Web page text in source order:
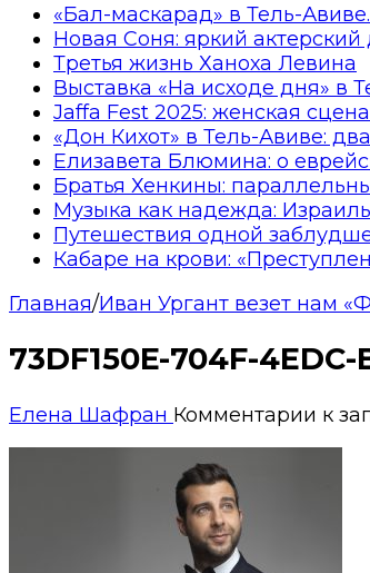
«Бал-маскарад» в Тель-
Новая Соня: яркий
Третья жизнь Ханоха Левина
Выставка «На исходе дня» в
Jaffa Fest 2025: женская
«Дон Кихот» в Тель-Авиве:
Елизавета Блюмина: о
Братья Хенкины:
Музыка как надежда:
Путешествия одной
Кабаре на крови:
Главная/Иван Ургант везет нам
73DF150E-704F-
Елена Шафран Комментарии к